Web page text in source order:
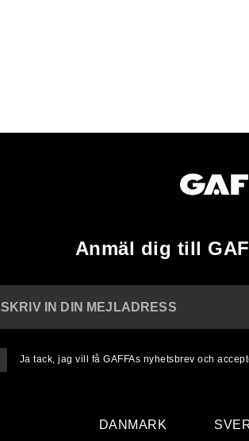
Anmäl dig till
SKRIV IN DIN MEJLADRESS
Ja tack, jag vill få GAFFAs nyhetsbrev och
DANMARK